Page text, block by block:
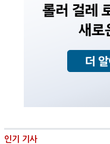
인기 기사